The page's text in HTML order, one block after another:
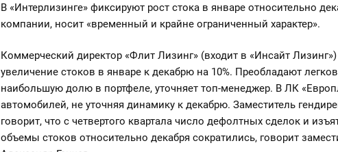
В «Интерлизинге» фиксируют рост стока в январе относительно
компании, носит «временный и крайне ограниченный характер».
Коммерческий директор «Флит Лизинг» (входит в «Инсайт
увеличение стоков в январе к декабрю на 10%. Преобладают
наибольшую долю в портфеле, уточняет топ-менеджер. В ЛК
автомобилей, не уточняя динамику к декабрю. Заместитель
говорит, что с четвертого квартала число дефолтных сделок и
объемы стоков относительно декабря сократились, говорит